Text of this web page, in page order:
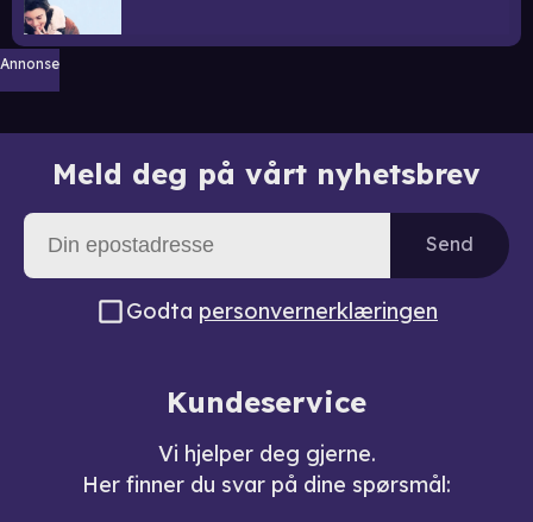
Annonse
Meld deg på vårt nyhetsbrev
Send
Godta personvernerklæringen
Kundeservice
Vi hjelper deg gjerne.
Her finner du svar på dine spørsmål: